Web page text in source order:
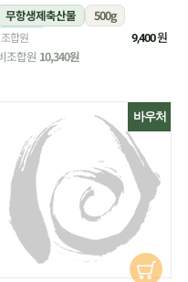
무항생제축산물
500g
냉장
조합원 9,400원
조합원 10,340원
바우처